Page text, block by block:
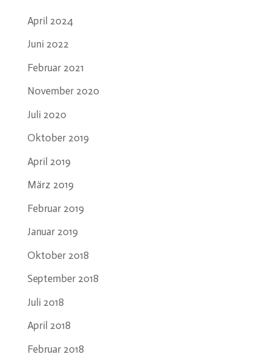
April 2024
Juni 2022
Februar 2021
November 2020
Juli 2020
Oktober 2019
April 2019
März 2019
Februar 2019
Januar 2019
Oktober 2018
September 2018
Juli 2018
April 2018
Februar 2018